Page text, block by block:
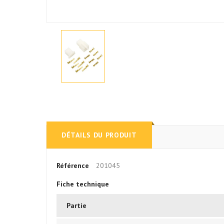
DÉTAILS DU PRODUIT
Référence 201045
Fiche technique
Partie